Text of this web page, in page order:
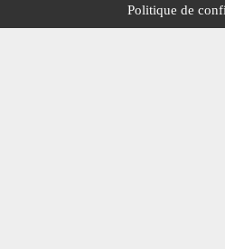
Politique de